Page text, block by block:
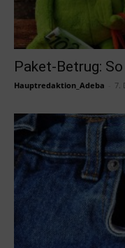
Paket-Betrug:
Hauptredaktion_Adeba 7.